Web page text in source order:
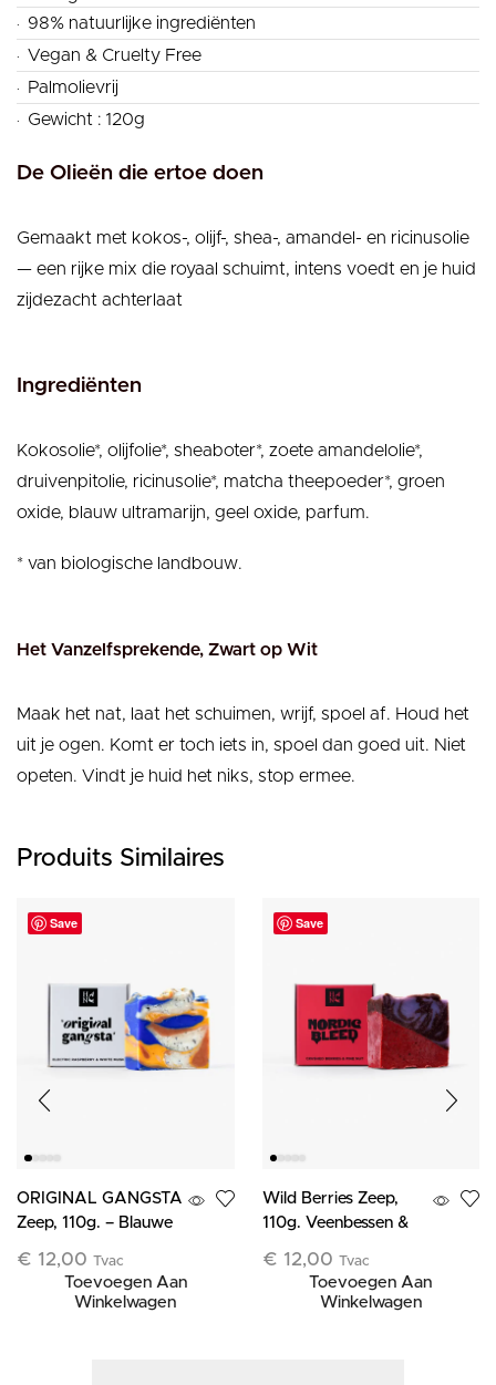
98% natuurlijke ingrediënten
Vegan & Cruelty Free
Palmolievrij
Gewicht : 120g
De Olieën die ertoe doen
Gemaakt met kokos-, olijf-, shea-, amandel- en ricinusolie
— een rijke mix die royaal schuimt, intens voedt en je huid
zijdezacht achterlaat
Ingrediënten
Kokosolie*, olijfolie*, sheaboter*, zoete amandelolie*,
druivenpitolie, ricinusolie*, matcha theepoeder*, groen
oxide, blauw ultramarijn, geel oxide, parfum.
* van biologische landbouw.
Het Vanzelfsprekende, Zwart op Wit
Maak het nat, laat het schuimen, wrijf, spoel af. Houd het
uit je ogen. Komt er toch iets in, spoel dan goed uit. Niet
opeten. Vindt je huid het niks, stop ermee.
Produits Similaires
Save
ORIGINAL GANGSTA
Zeep, 110g. – Blauwe
€ 12,00 Tvac
Toevoegen Aan
Winkelwagen
Save
Wild Berries Zeep,
110g. Veenbessen &
€ 12,00 Tvac
Toevoegen Aan
Winkelwagen